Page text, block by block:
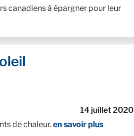
canadiens à épargner pour leur
14 juillet 2020
de chaleur.en savoir plus